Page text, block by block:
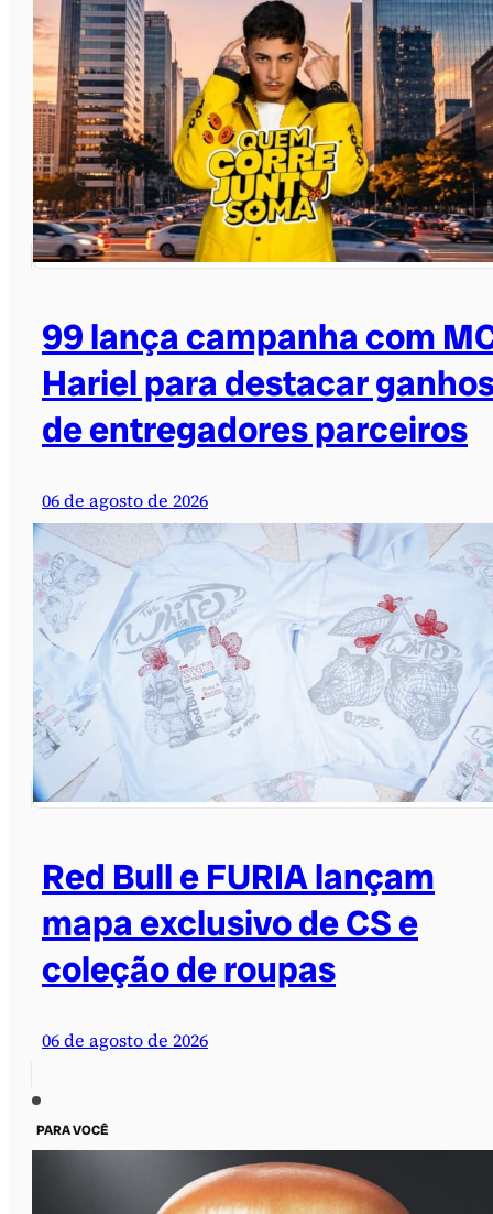
99 lança campanha com
Hariel para destacar
de entregadores parceiros
06 de agosto de 2026
Red Bull e FURIA lançam
mapa exclusivo de CS e
coleção de roupas
06 de agosto de 2026
PARA VOCÊ